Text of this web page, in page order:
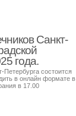
Санкт-
года.
Петербурга состоится
в онлайн формате в
в 17.00